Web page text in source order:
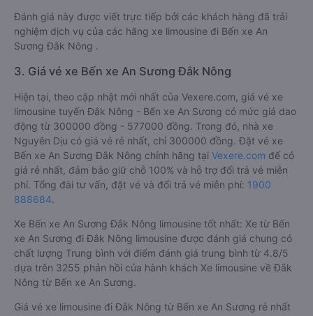
Đánh giá này được viết trực tiếp bởi các khách hàng đã trải
nghiệm dịch vụ của các hãng xe limousine đi Bến xe An
Sương Đắk Nông .
3. Giá vé xe Bến xe An Sương Đắk Nông
Hiện tại, theo cập nhật mới nhất của Vexere.com, giá vé xe
limousine tuyến Đắk Nông - Bến xe An Sương có mức giá dao
động từ 300000 đồng - 577000 đồng. Trong đó, nhà xe
Nguyên Dịu có giá vé rẻ nhất, chỉ 300000 đồng. Đặt vé xe
Bến xe An Sương Đắk Nông chính hãng tại Vexere.com để có
giá rẻ nhất, đảm bảo giữ chỗ 100% và hỗ trợ đổi trả vé miễn
phí. Tổng đài tư vấn, đặt vé và đổi trả vé miễn phí: 1900
888684.
Xe Bến xe An Sương Đắk Nông limousine tốt nhất: Xe từ Bến
xe An Sương đi Đắk Nông limousine được đánh giá chung có
chất lượng Trung bình với điểm đánh giá trung bình từ 4.8/5
dựa trên 3255 phản hồi của hành khách Xe limousine về Đắk
Nông từ Bến xe An Sương.
Giá vé xe limousine đi Đắk Nông từ Bến xe An Sương rẻ nhất